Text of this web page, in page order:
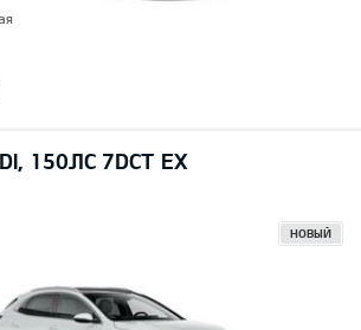
150ЛС 7DCT EX
НОВЫЙ